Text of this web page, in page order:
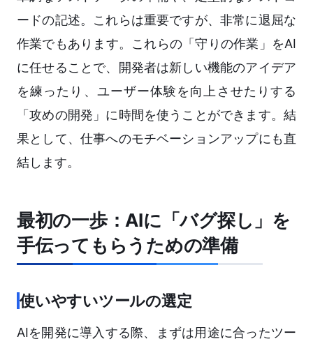
ードの記述。これらは重要ですが、非常に退屈な
作業でもあります。これらの「守りの作業」をAI
に任せることで、開発者は新しい機能のアイデア
を練ったり、ユーザー体験を向上させたりする
「攻めの開発」に時間を使うことができます。結
果として、仕事へのモチベーションアップにも直
結します。
最初の一歩：AIに「バグ探し」を
手伝ってもらうための準備
使いやすいツールの選定
AIを開発に導入する際、まずは用途に合ったツー